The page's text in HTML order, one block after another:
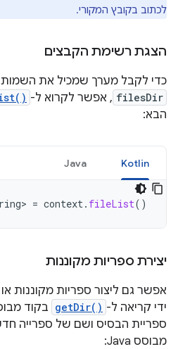
לכתוב בקובץ המקורי.
הצגת רשימת הקבצים
כדי לקבל מערך שמכיל את
filesDir , אפשר לקרוא ל-
הבא:
Kotlin
Java
= context. fileList()
יצירת ספריות מקוננות
אפשר גם ליצור ספריות מקוננות
ידי קריאה ל- getDir()
ספריית הבסיס ושם של ספרייה
מבוסס Java: